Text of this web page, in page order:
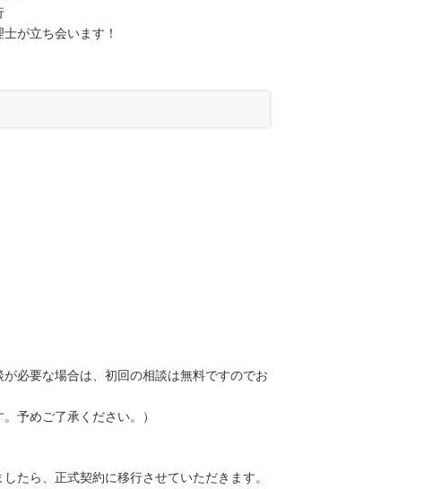
が立ち会います！
必要な場合は、初回の相談は無料ですのでお
予めご了承ください。）
たら、正式契約に移行させていただきます。